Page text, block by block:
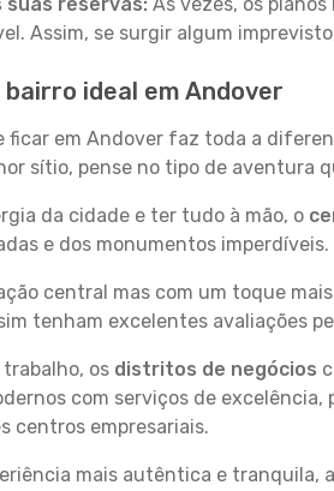
Assim, se surgir algum
bairro ideal em Andover
ficar em Andover faz toda a
sítio, pense no tipo de aventura
da cidade e ter tudo à mão, o
e dos monumentos
central mas com um toque
tenham excelentes avaliações
os distritos de negócios
com serviços de
centros empresariais.
mais autêntica e tranquila,